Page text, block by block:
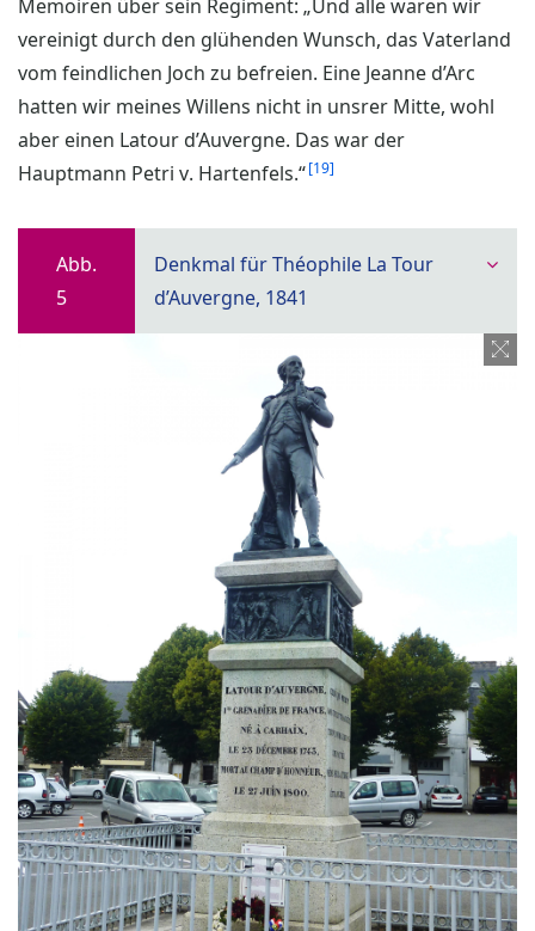
Memoiren über sein Regiment: „Und alle waren wir
vereinigt durch den glühenden Wunsch, das Vaterland
vom feindlichen Joch zu befreien. Eine Jeanne d’Arc
hatten wir meines Willens nicht in unsrer Mitte, wohl
aber einen Latour d’Auvergne. Das war der
Hauptmann Petri v. Hartenfels.“ 19
Abb.
5
Denkmal für Théophile La Tour
d’Auvergne, 1841